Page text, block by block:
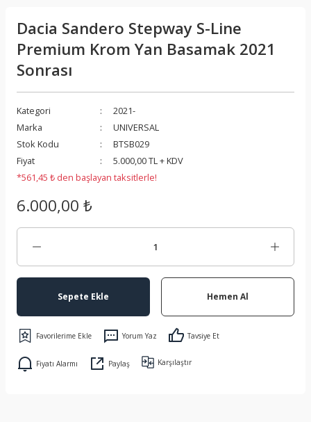
Dacia Sandero Stepway S-Line
Premium Krom Yan Basamak 2021
Sonrası
Kategori
2021-
Marka
UNIVERSAL
Stok Kodu
BTSB029
Fiyat
5.000,00 TL + KDV
*561,45 ₺ den başlayan taksitlerle!
6.000,00 ₺
Sepete Ekle Hemen Al
Yorum Yaz Tavsiye Et
Fiyatı Alarmı Paylaş Karşılaştır